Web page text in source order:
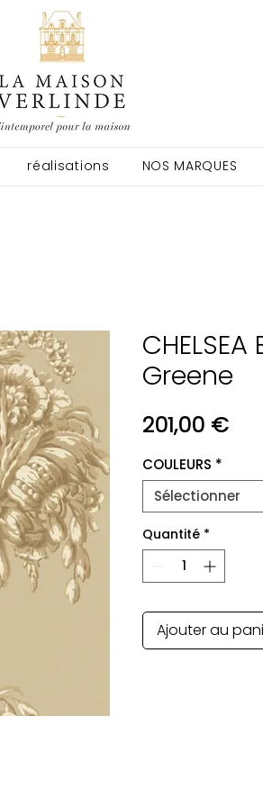
réalisations NOS MARQUES
Greene
201,00 €Prix
COULEURS *
Sélectionner
Quantité *
Ajouter au